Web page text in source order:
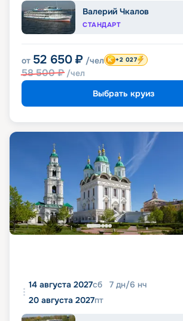
Валерий Чкалов
СТАНДАРТ
от 52 650 ₽ /чел
58 500₽ /чел
+2 027
Выбрать круиз
14 августа 2027сб 7 дн/6 нч
20 августа 2027пт